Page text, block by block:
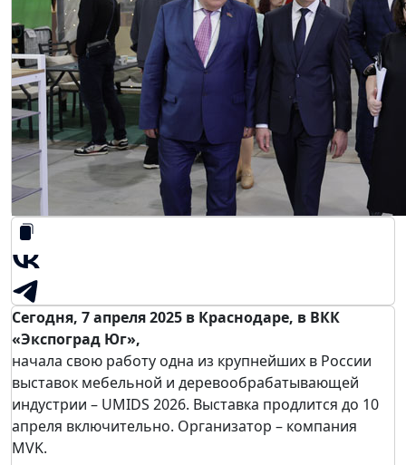
Сегодня, 7 апреля 2025 в Краснодаре, в ВКК
«Экспоград Юг»,
начала свою работу одна из крупнейших в России
выставок мебельной и деревообрабатывающей
индустрии – UMIDS 2026. Выставка продлится до 10
апреля включительно. Организатор – компания
MVK.